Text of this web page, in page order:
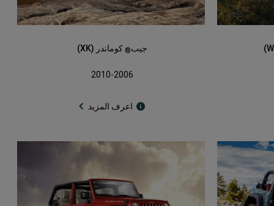
جيب® كوماندر (XK)
2010-2006
اعرف المزيد